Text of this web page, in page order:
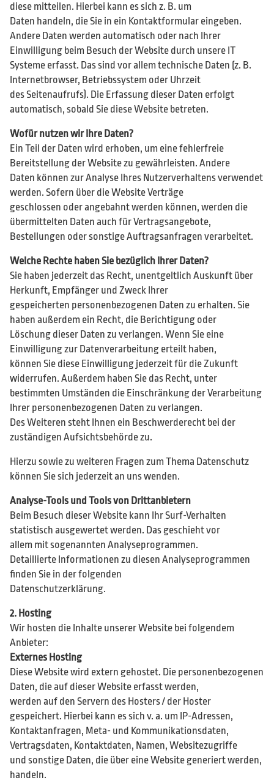
diese mitteilen. Hierbei kann es sich z. B. um
Daten handeln, die Sie in ein Kontaktformular eingeben.
Andere Daten werden automatisch oder nach Ihrer
Einwilligung beim Besuch der Website durch unsere IT
Systeme erfasst. Das sind vor allem technische Daten (z. B.
Internetbrowser, Betriebssystem oder Uhrzeit
des Seitenaufrufs). Die Erfassung dieser Daten erfolgt
automatisch, sobald Sie diese Website betreten.
Wofür nutzen wir Ihre Daten?
Ein Teil der Daten wird erhoben, um eine fehlerfreie
Bereitstellung der Website zu gewährleisten. Andere
Daten können zur Analyse Ihres Nutzerverhaltens verwendet
werden. Sofern über die Website Verträge
geschlossen oder angebahnt werden können, werden die
übermittelten Daten auch für Vertragsangebote,
Bestellungen oder sonstige Auftragsanfragen verarbeitet.
Welche Rechte haben Sie bezüglich Ihrer Daten?
Sie haben jederzeit das Recht, unentgeltlich Auskunft über
Herkunft, Empfänger und Zweck Ihrer
gespeicherten personenbezogenen Daten zu erhalten. Sie
haben außerdem ein Recht, die Berichtigung oder
Löschung dieser Daten zu verlangen. Wenn Sie eine
Einwilligung zur Datenverarbeitung erteilt haben,
können Sie diese Einwilligung jederzeit für die Zukunft
widerrufen. Außerdem haben Sie das Recht, unter
bestimmten Umständen die Einschränkung der Verarbeitung
Ihrer personenbezogenen Daten zu verlangen.
Des Weiteren steht Ihnen ein Beschwerderecht bei der
zuständigen Aufsichtsbehörde zu.
Hierzu sowie zu weiteren Fragen zum Thema Datenschutz
können Sie sich jederzeit an uns wenden.
Analyse-Tools und Tools von Drittanbietern
Beim Besuch dieser Website kann Ihr Surf-Verhalten
statistisch ausgewertet werden. Das geschieht vor
allem mit sogenannten Analyseprogrammen.
Detaillierte Informationen zu diesen Analyseprogrammen
finden Sie in der folgenden
Datenschutzerklärung.
2. Hosting
Wir hosten die Inhalte unserer Website bei folgendem
Anbieter:
Externes Hosting
Diese Website wird extern gehostet. Die personenbezogenen
Daten, die auf dieser Website erfasst werden,
werden auf den Servern des Hosters / der Hoster
gespeichert. Hierbei kann es sich v. a. um IP-Adressen,
Kontaktanfragen, Meta- und Kommunikationsdaten,
Vertragsdaten, Kontaktdaten, Namen, Websitezugriffe
und sonstige Daten, die über eine Website generiert werden,
handeln.